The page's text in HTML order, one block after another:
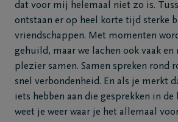
dat voor mij helemaal niet zo is.
ontstaan er op heel korte tijd sterke
vriendschappen. Met momenten
gehuild, maar we lachen ook vaak en
plezier samen. Samen spreken rond
snel verbondenheid. En als je merkt
iets hebben aan die gesprekken in
weet je weer waar je het allemaal